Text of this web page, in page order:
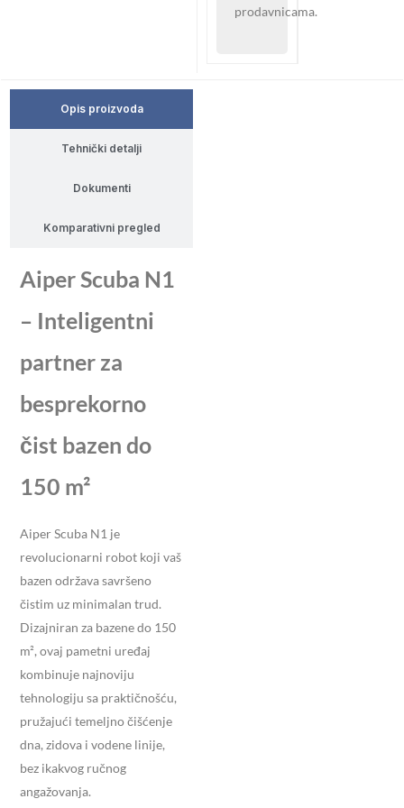
prodavnicama.
Opis proizvoda
Tehnički detalji
Dokumenti
Komparativni pregled
Aiper Scuba N1
– Inteligentni
partner za
besprekorno
čist bazen do
150 m²
Aiper Scuba N1 je
revolucionarni robot koji vaš
bazen održava savršeno
čistim uz minimalan trud.
Dizajniran za bazene do 150
m², ovaj pametni uređaj
kombinuje najnoviju
tehnologiju sa praktičnošću,
pružajući temeljno čišćenje
dna, zidova i vodene linije,
bez ikakvog ručnog
angažovanja.